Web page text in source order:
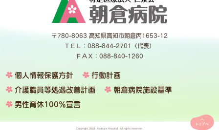
〒780-8063 高知県高知市朝倉丙1653-12
ＴＥＬ：088-844-2701（代表）
ＦＡＸ：088-840-1260
個人情報保護方針
行動計画
介護職員等処遇改善計画
朝倉病院施設基準
男性育休100％宣言
Copyright 2018- Asakura Hospital. All rights reserved.